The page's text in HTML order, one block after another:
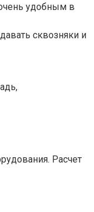
удобным в
сквозняки и
Расчет